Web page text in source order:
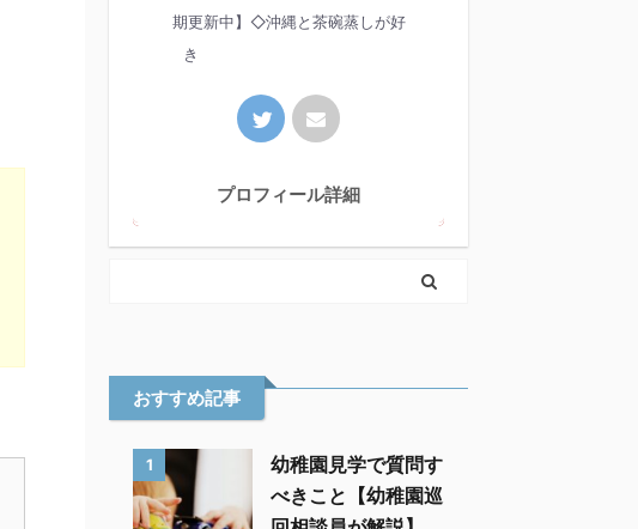
期更新中】◇沖縄と茶碗蒸しが好
き
プロフィール詳細
おすすめ記事
1
幼稚園見学で質問す
べきこと【幼稚園巡